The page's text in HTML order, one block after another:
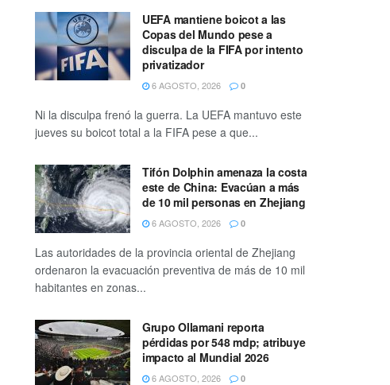
UEFA mantiene boicot a las
Copas del Mundo pese a
disculpa de la FIFA por intento
privatizador
6 AGOSTO, 2026 0
Ni la disculpa frenó la guerra. La UEFA mantuvo este
jueves su boicot total a la FIFA pese a que...
Tifón Dolphin amenaza la costa
este de China: Evacúan a más
de 10 mil personas en Zhejiang
6 AGOSTO, 2026 0
Las autoridades de la provincia oriental de Zhejiang
ordenaron la evacuación preventiva de más de 10 mil
habitantes en zonas...
Grupo Ollamani reporta
pérdidas por 548 mdp; atribuye
impacto al Mundial 2026
6 AGOSTO, 2026 0